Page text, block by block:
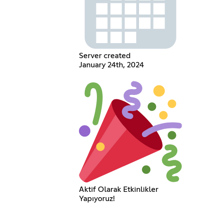
Server created
January 24th, 2024
Aktif Olarak Etkinlikler
Yapıyoruz!